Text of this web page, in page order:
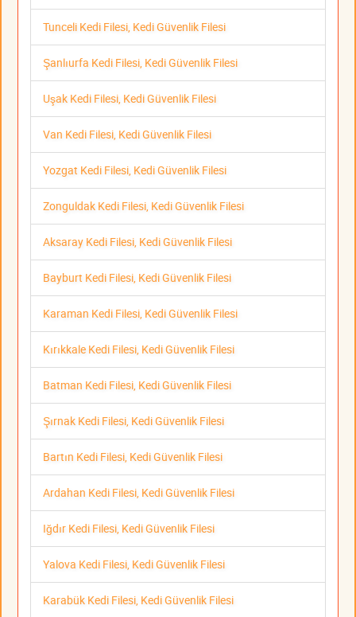
Tunceli Kedi Filesi, Kedi Güvenlik Filesi
Şanlıurfa Kedi Filesi, Kedi Güvenlik Filesi
Uşak Kedi Filesi, Kedi Güvenlik Filesi
Van Kedi Filesi, Kedi Güvenlik Filesi
Yozgat Kedi Filesi, Kedi Güvenlik Filesi
Zonguldak Kedi Filesi, Kedi Güvenlik Filesi
Aksaray Kedi Filesi, Kedi Güvenlik Filesi
Bayburt Kedi Filesi, Kedi Güvenlik Filesi
Karaman Kedi Filesi, Kedi Güvenlik Filesi
Kırıkkale Kedi Filesi, Kedi Güvenlik Filesi
Batman Kedi Filesi, Kedi Güvenlik Filesi
Şırnak Kedi Filesi, Kedi Güvenlik Filesi
Bartın Kedi Filesi, Kedi Güvenlik Filesi
Ardahan Kedi Filesi, Kedi Güvenlik Filesi
Iğdır Kedi Filesi, Kedi Güvenlik Filesi
Yalova Kedi Filesi, Kedi Güvenlik Filesi
Karabük Kedi Filesi, Kedi Güvenlik Filesi